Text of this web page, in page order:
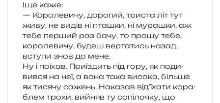
Іще каже:
— Королевичу, доро­гий, три­ста літ тут
живу, не видів ні пта­шки, ні мура­шки, аж
тебе пер­ший раз бачу, то прошу тебе,
коро­ле­ви­чу, будеш вер­та­тись назад,
всту­пи знов до мене.
Ну і поїхав. Приїздить під гору, як поди­
вив­ся на неї, а вона така висо­ка, біль­ше
як тися­чу сажень. Наказав від­’­їха­ти кора­
блем трохи, вийняв ту сопі­ло­чку, що